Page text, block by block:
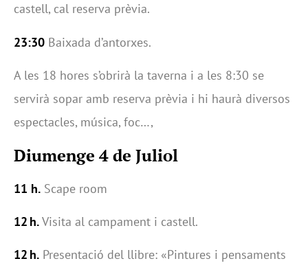
castell, cal reserva prèvia.
23:30 Baixada d’antorxes.
A les 18 hores s’obrirà la taverna i a les 8:30 se
servirà sopar amb reserva prèvia i hi haurà diversos
espectacles, música, foc…,
Diumenge 4 de Juliol
11 h. Scape room
12 h.Visita al campament i castell.
12 h. Presentació del llibre: «Pintures i pensaments